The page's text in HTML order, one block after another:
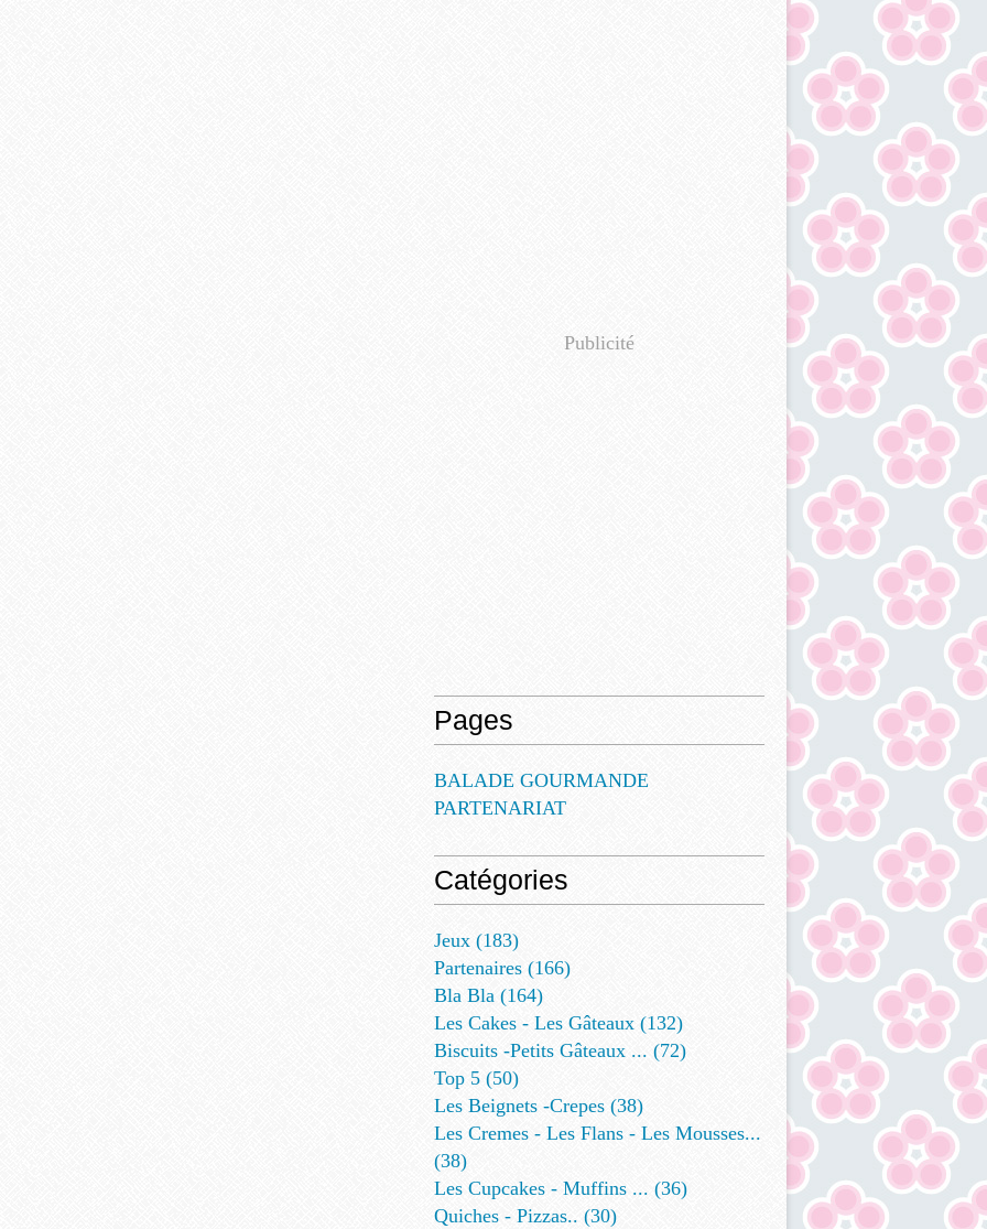
Publicité
Pages
BALADE GOURMANDE
PARTENARIAT
Catégories
Jeux (183)
Partenaires (166)
Bla Bla (164)
Les Cakes - Les Gâteaux (132)
Biscuits -petits Gâteaux ... (72)
Top 5 (50)
Les Beignets -crepes (38)
Les Cremes - Les Flans - Les Mousses...
(38)
Les Cupcakes - Muffins ... (36)
Quiches - Pizzas.. (30)